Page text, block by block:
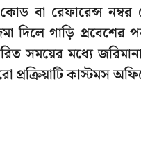
বা রেফারেন্স নম্বর
গাড়ি প্রবেশের
সময়ের মধ্যে
প্রক্রিয়াটি কাস্টমস